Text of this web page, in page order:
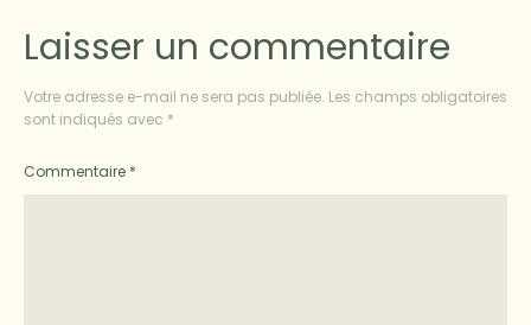
Laisser un commentaire
Votre adresse e-mail ne sera pas publiée. Les champs obligatoires
sont indiqués avec *
Commentaire *